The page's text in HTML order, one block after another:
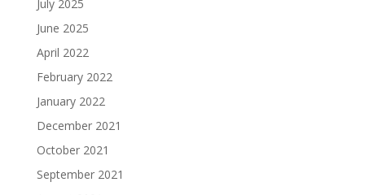
July 2025
June 2025
April 2022
February 2022
January 2022
December 2021
October 2021
September 2021